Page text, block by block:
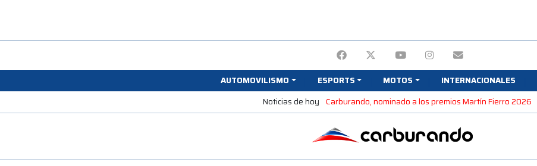
AUTOMOVILISMO ESPORTS MOTOS INTERNACIONALES
Noticias de hoy Carburando, nominado a los premios Martín Fierro 2026